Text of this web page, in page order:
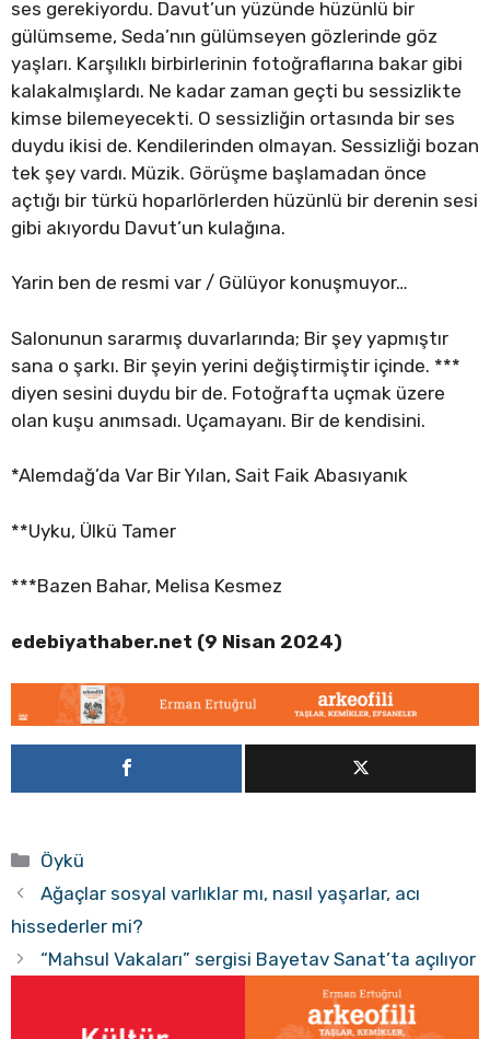
ses gerekiyordu. Davut’un yüzünde hüzünlü bir
gülümseme, Seda’nın gülümseyen gözlerinde göz
yaşları. Karşılıklı birbirlerinin fotoğraflarına bakar gibi
kalakalmışlardı. Ne kadar zaman geçti bu sessizlikte
kimse bilemeyecekti. O sessizliğin ortasında bir ses
duydu ikisi de. Kendilerinden olmayan. Sessizliği bozan
tek şey vardı. Müzik. Görüşme başlamadan önce
açtığı bir türkü hoparlörlerden hüzünlü bir derenin sesi
gibi akıyordu Davut’un kulağına.
Yarin ben de resmi var / Gülüyor konuşmuyor…
Salonunun sararmış duvarlarında; Bir şey yapmıştır
sana o şarkı. Bir şeyin yerini değiştirmiştir içinde. ***
diyen sesini duydu bir de. Fotoğrafta uçmak üzere
olan kuşu anımsadı. Uçamayanı. Bir de kendisini.
*Alemdağ’da Var Bir Yılan, Sait Faik Abasıyanık
**Uyku, Ülkü Tamer
***Bazen Bahar, Melisa Kesmez
edebiyathaber.net (9 Nisan 2024)
Kategoriler
Öykü
Ağaçlar sosyal varlıklar mı, nasıl yaşarlar, acı
hissederler mi?
“Mahsul Vakaları” sergisi Bayetav Sanat’ta açılıyor